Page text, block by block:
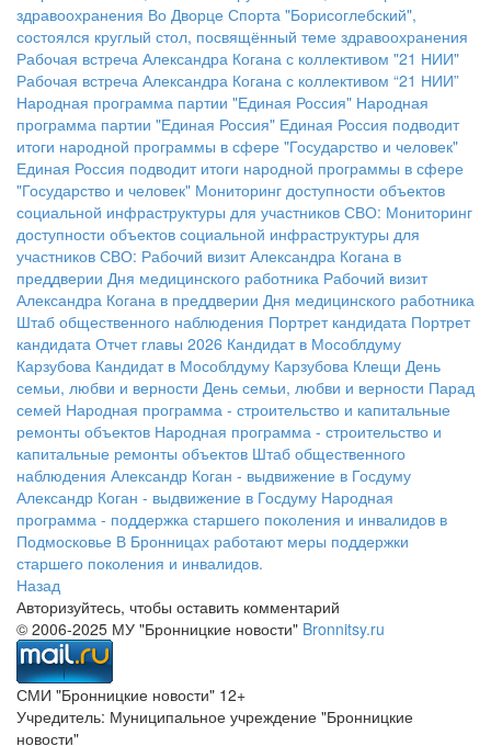
здравоохранения Во Дворце Спорта "Борисоглебский",
состоялся круглый стол, посвящённый теме здравоохранения
Рабочая встреча Александра Когана с коллективом "21 НИИ"
Рабочая встреча Александра Когана с коллективом “21 НИИ”
Народная программа партии "Единая Россия" Народная
программа партии "Единая Россия" Единая Россия подводит
итоги народной программы в сфере "Государство и человек"
Единая Россия подводит итоги народной программы в сфере
"Государство и человек" Мониторинг доступности объектов
социальной инфраструктуры для участников СВО: Мониторинг
доступности объектов социальной инфраструктуры для
участников СВО: Рабочий визит Александра Когана в
преддверии Дня медицинского работника Рабочий визит
Александра Когана в преддверии Дня медицинского работника
Штаб общественного наблюдения Портрет кандидата Портрет
кандидата Отчет главы 2026 Кандидат в Мособлдуму
Карзубова Кандидат в Мособлдуму Карзубова Клещи День
семьи, любви и верности День семьи, любви и верности Парад
семей Народная программа - строительство и капитальные
ремонты объектов Народная программа - строительство и
капитальные ремонты объектов Штаб общественного
наблюдения Александр Коган - выдвижение в Госдуму
Александр Коган - выдвижение в Госдуму Народная
программа - поддержка старшего поколения и инвалидов в
Подмосковье В Бронницах работают меры поддержки
старшего поколения и инвалидов.
Назад
Авторизуйтесь, чтобы оставить комментарий
© 2006-2025 МУ "Бронницкие новости" Bronnitsy.ru
СМИ "Бронницкие новости" 12+
Учредитель: Муниципальное учреждение "Бронницкие
новости"